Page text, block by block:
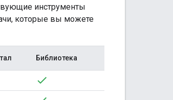
инструменты
которые вы можете
Библиотека